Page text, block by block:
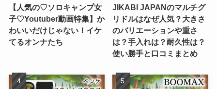
【人気の♡ソロキャンプ女
子♡Youtuber動画特集】か
わいいだけじゃない！イケ
てるオンナたち
JIKABI JAPANのマルチグ
リドルはなぜ人気？大きさ
のバリエーションや重さ
は？手入れは？耐久性は？
使い勝手と口コミまとめ